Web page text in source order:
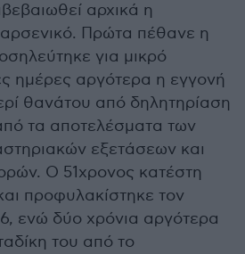
αρχικά η
Πρώτα πέθανε η
για μικρό
ημέρες αργότερα η εγγονή
θανάτου από δηλητηρίαση
τα αποτελέσματα των
εξετάσεων και
Ο 51χρονος κατέστη
προφυλακίστηκε τον
ενώ δύο χρόνια αργότερα
του από το